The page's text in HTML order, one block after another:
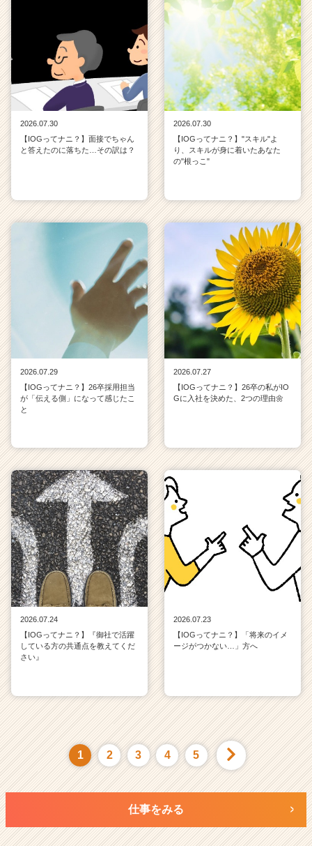
2026.07.30
【IOGってナニ？】面接でちゃん
と答えたのに落ちた…その訳は？
2026.07.30
【IOGってナニ？】"スキル"よ
り、スキルが身に着いたあなた
の"根っこ"
2026.07.29
【IOGってナニ？】26卒採用担当
が「伝える側」になって感じたこ
と
2026.07.27
【IOGってナニ？】26卒の私がIO
Gに入社を決めた、2つの理由🌼
2026.07.24
【IOGってナニ？】『御社で活躍
している方の共通点を教えてくだ
さい』
2026.07.23
【IOGってナニ？】「将来のイメ
ージがつかない…」方へ
1 2 3 4 5
仕事をみる